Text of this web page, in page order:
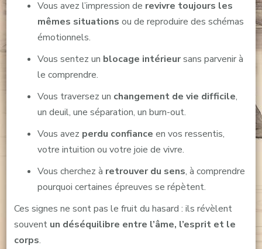
Vous avez l’impression de revivre toujours les
mêmes situations ou de reproduire des schémas
émotionnels.
Vous sentez un blocage intérieursans parvenir à
le comprendre.
Vous traversez un changement de vie difficile,
un deuil, une séparation, un burn-out.
Vous avez perdu confiance en vos ressentis,
votre intuition ou votre joie de vivre.
Vous cherchez à retrouver du sens, à comprendre
pourquoi certaines épreuves se répètent.
Ces signes ne sont pas le fruit du hasard : ils révèlent
souvent un déséquilibre entre l’âme, l’esprit et le
corps.